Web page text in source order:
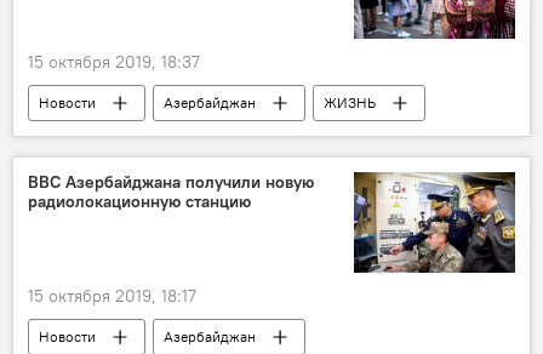
15 октября 2019, 18:37
Новости Азербайджан
ЖИЗНЬ
дети
Горячая линия
ВВС Азербайджана получили новую
радиолокационную станцию
15 октября 2019, 18:17
Новости Азербайджан